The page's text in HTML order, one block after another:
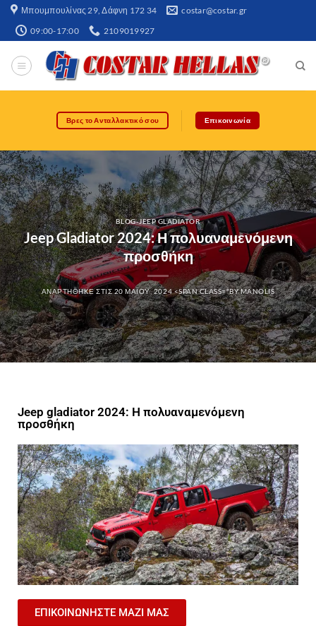
Μπουμπουλίνας 29, Δάφνη 172 34​ costar@costar.gr
09:00-17:00 2109019927
Βρες το Ανταλλακτικό σου Επικοινωνία
BLOG-JEEP GLADIATOR
Jeep Gladiator 2024: Η πολυαναμενόμενη
προσθήκη
ΑΝΑΡΤΉΘΗΚΕ ΣΤΙΣ20 ΜΑΪ́ΟΥ, 2024<SPAN CLASS="BYMANOLIS
Jeep gladiator 2024: Η πολυαναμενόμενη
προσθήκη
ΕΠΙΚΟΙΝΩΝΗΣΤΕ ΜΑΖΙ ΜΑΣ